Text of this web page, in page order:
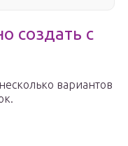
создать с
вариантов